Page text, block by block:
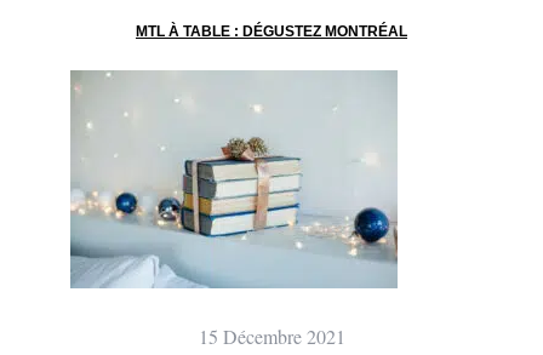
MTL À TABLE : DÉGUSTEZ MONTRÉAL
15 Décembre 2021